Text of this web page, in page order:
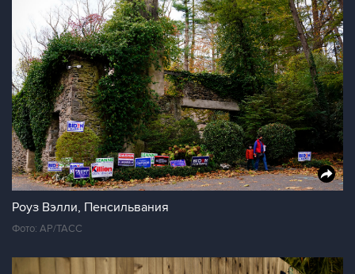
Роуз Вэлли, Пенсильвания
Фото: AP/ТАСС